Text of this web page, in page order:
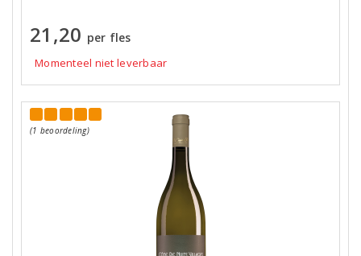
21,20 per fles
Momenteel niet leverbaar
(1 beoordeling)